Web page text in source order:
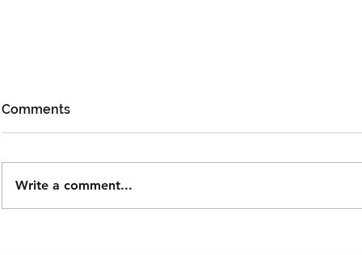
Comments
Write a comment...